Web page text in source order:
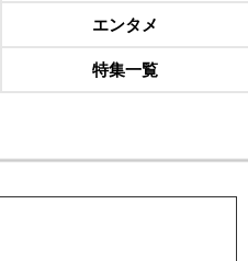
エンタメ
特集一覧